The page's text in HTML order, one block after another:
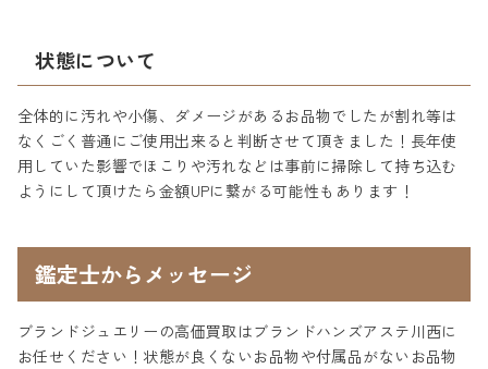
状態について
全体的に汚れや小傷、ダメージがあるお品物でしたが割れ等は
なくごく普通にご使用出来ると判断させて頂きました！長年使
用していた影響でほこりや汚れなどは事前に掃除して持ち込む
ようにして頂けたら金額UPに繋がる可能性もあります！
鑑定士からメッセージ
ブランドジュエリーの高価買取はブランドハンズアステ川西に
お任せください！状態が良くないお品物や付属品がないお品物